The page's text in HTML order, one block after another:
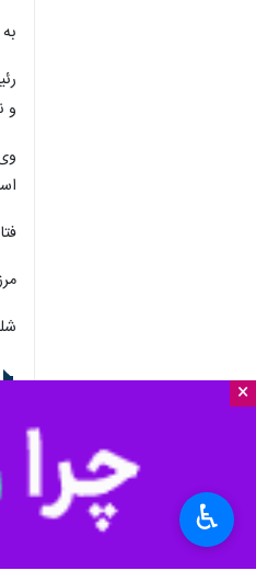
×
و
مرز
شلمچه و
♿︎